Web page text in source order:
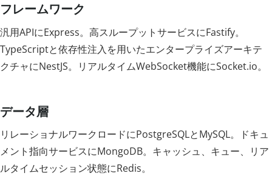
フレームワーク
汎用APIにExpress。高スループットサービスにFastify。
TypeScriptと依存性注入を用いたエンタープライズアーキテ
クチャにNestJS。リアルタイムWebSocket機能にSocket.io。
データ層
リレーショナルワークロードにPostgreSQLとMySQL。ドキュ
メント指向サービスにMongoDB。キャッシュ、キュー、リア
ルタイムセッション状態にRedis。